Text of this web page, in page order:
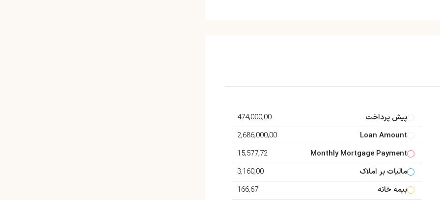
پیش پرداخت
474,000,00
Loan Amount
2,686,000,00
Monthly Mortgage Payment
15,577,72
مالیات بر املاک
3,160,00
بیمه خانه
166,67